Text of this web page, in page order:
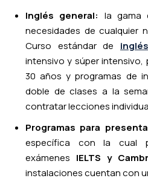
Inglés general: la gama
necesidades de cualquier
Curso estándar de
intensivo y súper intensivo,
30 añosy programas de
doble de clases a la
contratarlecciones
Programas para
específica con la cual
exámenes IELTS y
instalaciones cuentan con